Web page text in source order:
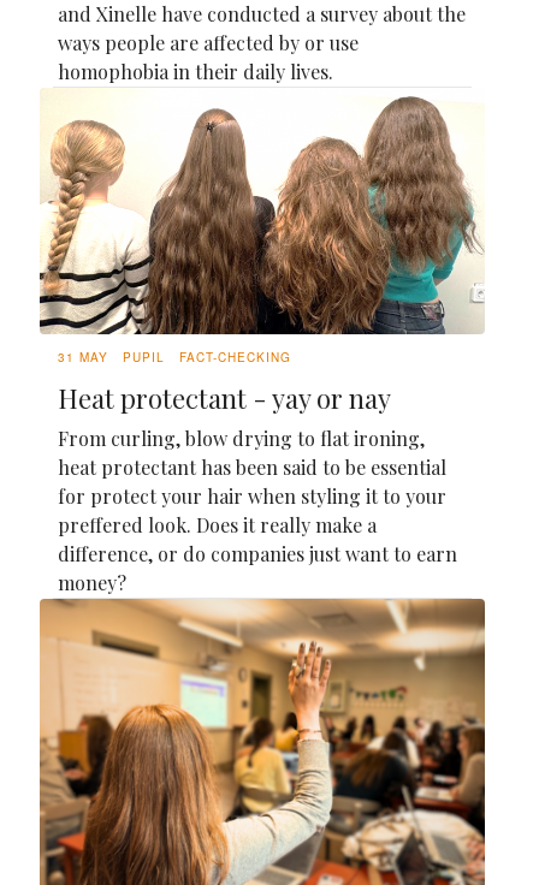
and Xinelle have conducted a survey about the
ways people are affected by or use
homophobia in their daily lives.
31 MAY PUPIL FACT-CHECKING
Heat protectant - yay or nay
From curling, blow drying to flat ironing,
heat protectant has been said to be essential
for protect your hair when styling it to your
preffered look. Does it really make a
difference, or do companies just want to earn
money?